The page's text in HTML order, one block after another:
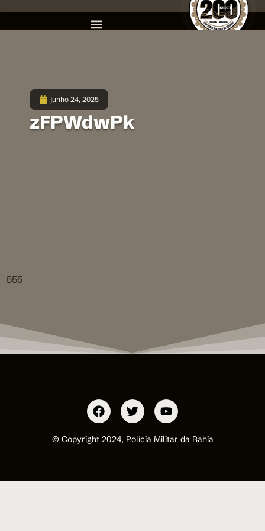
junho 24, 2025
zFPWdwPk
555
© Copyright 2024, Polícia Militar da Bahia